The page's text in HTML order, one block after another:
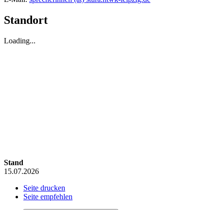
Standort
Loading...
Stand
15.07.2026
Seite drucken
Seite empfehlen